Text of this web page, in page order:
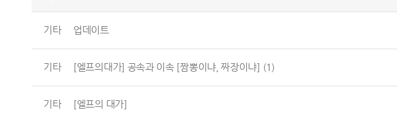
기타 업데이트
기타 [엘프의대가] 공속과 이속 [짬뽕이냐, 짜장이냐] (1)
기타 [엘프의 대가]